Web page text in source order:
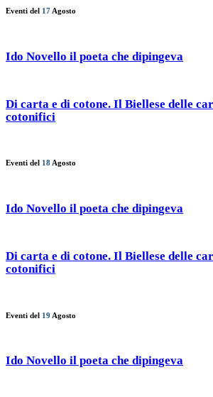
Eventi del 17 Agosto
Ido Novello il poeta che dipingeva
Di carta e di cotone. Il Biellese delle
cotonifici
Eventi del 18 Agosto
Ido Novello il poeta che dipingeva
Di carta e di cotone. Il Biellese delle
cotonifici
Eventi del 19 Agosto
Ido Novello il poeta che dipingeva